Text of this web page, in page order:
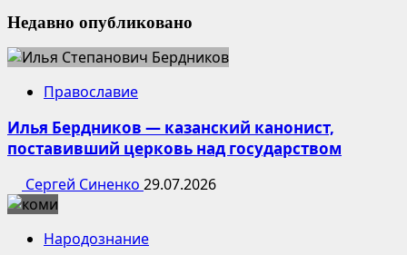
Недавно опубликовано
Православие
Илья Бердников — казанский канонист,
поставивший церковь над государством
Сергей Синенко 29.07.2026
Народознание